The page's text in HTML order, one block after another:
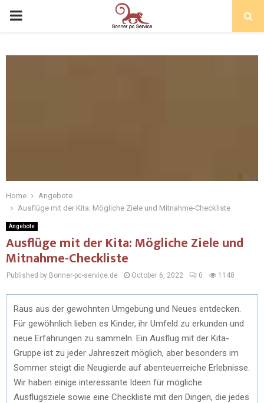
Home
Angebote
Ausflüge mit der Kita: Mögliche Ziele und Mitnahme-Checkliste
Angebote
Ausflüge mit der Kita: Mögliche Ziele und
Mitnahme-Checkliste
Published by Bonner-pc-service.de October 6, 2022 0 1148
Raus aus der gewohnten Umgebung und Neues entdecken.
Für gewöhnlich lieben es Kinder, ihr Umfeld zu erkunden und
neue Erfahrungen zu sammeln. Ein Ausflug mit der Kita-
Gruppe ist zu jeder Jahreszeit möglich, aber besonders im
Sommer steigt die Neugierde auf abenteuerreiche Erlebnisse.
Wir haben einige interessante Ideen für mögliche
Ausflugsziele sowie eine Checkliste mit den Dingen, die jedes